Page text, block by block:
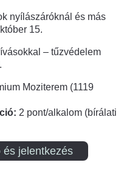
nyílászáróknál és más
15.
– tűzvédelem
Moziterem (1119
2 pont/alkalom (bírálati
és jelentkezés